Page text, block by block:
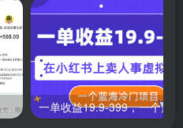
仅用手机就可以做的小项目，当天就能见钱，每天100-300